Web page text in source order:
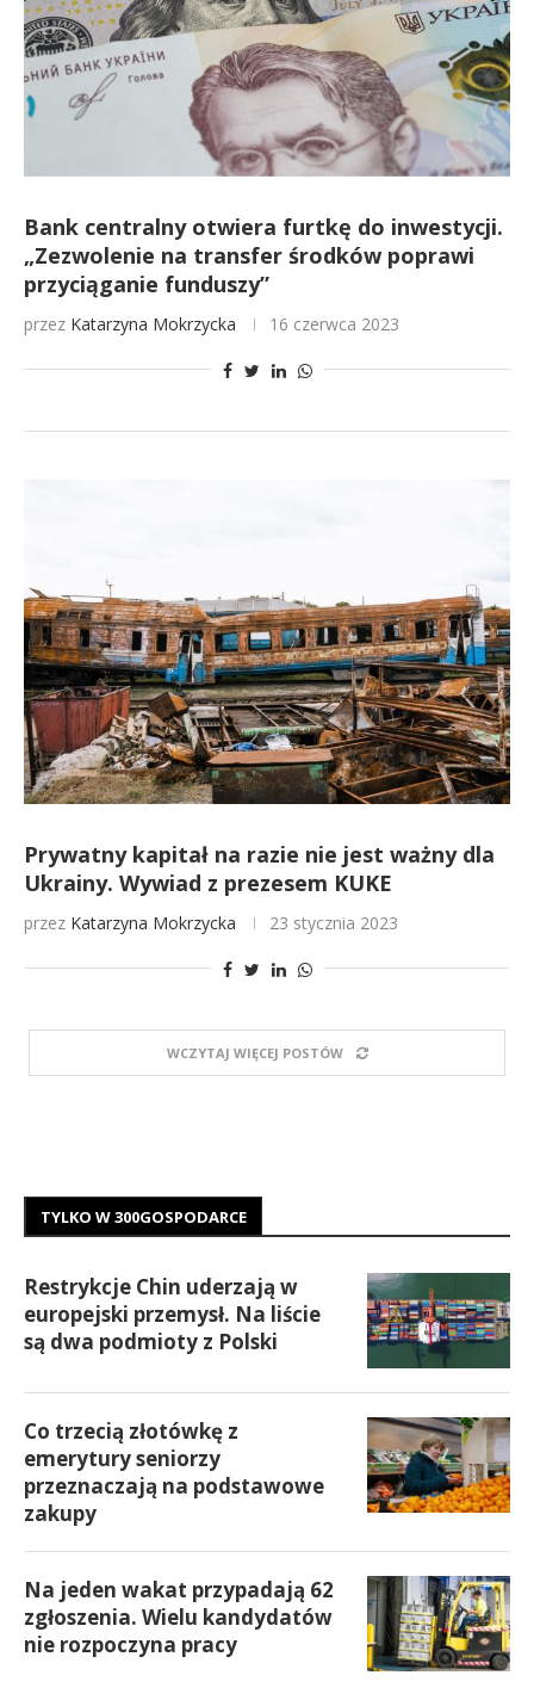
Bank centralny otwiera furtkę do inwestycji.
„Zezwolenie na transfer środków poprawi
przyciąganie funduszy”
przez Katarzyna Mokrzycka 16 czerwca 2023
Prywatny kapitał na razie nie jest ważny dla
Ukrainy. Wywiad z prezesem KUKE
przez Katarzyna Mokrzycka 23 stycznia 2023
WCZYTAJ WIĘCEJ POSTÓW
TYLKO W 300GOSPODARCE
Restrykcje Chin uderzają w
europejski przemysł. Na liście
są dwa podmioty z Polski
Co trzecią złotówkę z
emerytury seniorzy
przeznaczają na podstawowe
zakupy
Na jeden wakat przypadają 62
zgłoszenia. Wielu kandydatów
nie rozpoczyna pracy